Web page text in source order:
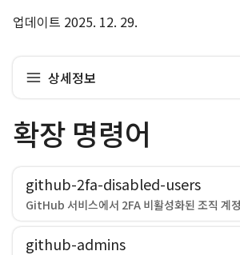
업데이트 2025. 12. 29.
상세정보
확장 명령어
github-2fa-disabled-users
GitHub 서비스에서 2FA 비활성화된 조직 계
github-admins